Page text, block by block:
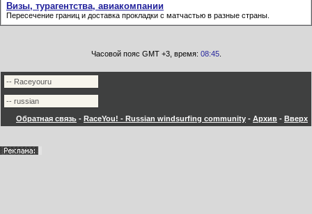
Визы, турагентства, авиакомпании
Пересечение границ и доставка прокладки с матчастью в разные страны.
Часовой пояс GMT +3, время: 08:45.
Обратная связь - RaceYou! - Russian windsurfing community - Архив - Вверх